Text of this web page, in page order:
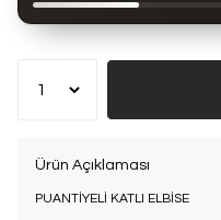
Ürün Açıklaması
PUANTİYELİ KATLI ELBİSE